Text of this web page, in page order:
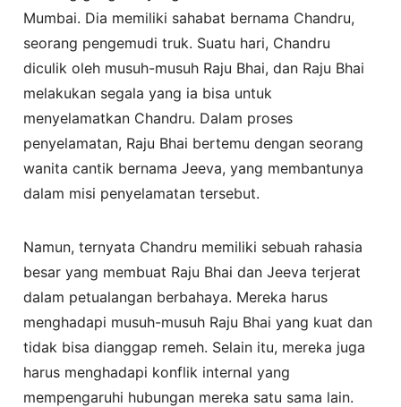
Mumbai. Dia memiliki sahabat bernama Chandru,
seorang pengemudi truk. Suatu hari, Chandru
diculik oleh musuh-musuh Raju Bhai, dan Raju Bhai
melakukan segala yang ia bisa untuk
menyelamatkan Chandru. Dalam proses
penyelamatan, Raju Bhai bertemu dengan seorang
wanita cantik bernama Jeeva, yang membantunya
dalam misi penyelamatan tersebut.
Namun, ternyata Chandru memiliki sebuah rahasia
besar yang membuat Raju Bhai dan Jeeva terjerat
dalam petualangan berbahaya. Mereka harus
menghadapi musuh-musuh Raju Bhai yang kuat dan
tidak bisa dianggap remeh. Selain itu, mereka juga
harus menghadapi konflik internal yang
mempengaruhi hubungan mereka satu sama lain.